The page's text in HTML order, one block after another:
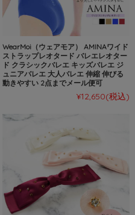
WearMoi（ウェアモア） AMINAワイド
ストラップレオタード バレエレオター
ド クラシックバレエ キッズバレエ ジ
ュニアバレエ 大人バレエ 伸縮 伸びる
動きやすい 2点までメール便可
¥12,650(税込)